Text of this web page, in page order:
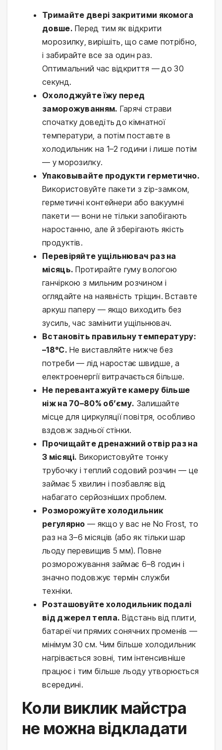
Тримайте двері закритими якомога
довше. Перед тим як відкрити
морозилку, вирішіть, що саме потрібно,
і забирайте все за один раз.
Оптимальний час відкриття — до 30
секунд.
Охолоджуйте їжу перед
заморожуванням. Гарячі страви
спочатку доведіть до кімнатної
температури, а потім поставте в
холодильник на 1–2 години і лише потім
— у морозилку.
Упаковывайте продукти герметично.
Використовуйте пакети з zip-замком,
герметичні контейнери або вакуумні
пакети — вони не тільки запобігають
наростанню, але й зберігають якість
продуктів.
Перевіряйте ущільнювач раз на
місяць. Протирайте гуму вологою
ганчіркою з мильним розчином і
оглядайте на наявність тріщин. Вставте
аркуш паперу — якщо виходить без
зусиль, час замінити ущільнювач.
Встановіть правильну температуру:
–18°C. Не виставляйте нижче без
потреби — лід наростає швидше, а
електроенергії витрачається більше.
Не перевантажуйте камеру більше
ніж на 70–80% об’єму. Залишайте
місце для циркуляції повітря, особливо
вздовж задньої стінки.
Прочищайте дренажний отвір раз на
3 місяці. Використовуйте тонку
трубочку і теплий содовий розчин — це
займає 5 хвилин і позбавляє від
набагато серйозніших проблем.
Розморожуйте холодильник
регулярно — якщо у вас не No Frost, то
раз на 3–6 місяців (або як тільки шар
льоду перевищив 5 мм). Повне
розморожування займає 6–8 годин і
значно подовжує термін служби
техніки.
Розташовуйте холодильник подалі
від джерел тепла. Відстань від плити,
батареї чи прямих сонячних променів —
мінімум 30 см. Чим більше холодильник
нагрівається зовні, тим інтенсивніше
працює і тим більше льоду утворюється
всередині.
Коли виклик майстра
не можна відкладати